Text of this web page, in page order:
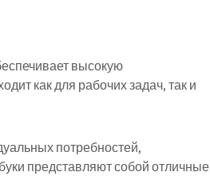
высокую
как для рабочих задач, так и
потребностей,
представляют собой отличные